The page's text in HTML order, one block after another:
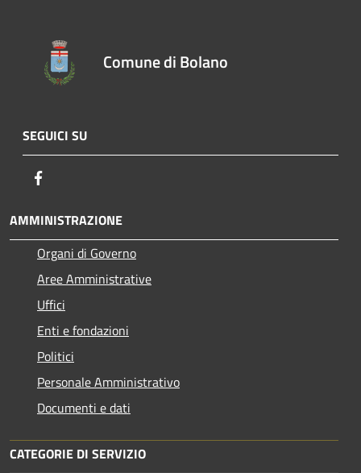
Comune di Bolano
SEGUICI SU
AMMINISTRAZIONE
Organi di Governo
Aree Amministrative
Uffici
Enti e fondazioni
Politici
Personale Amministrativo
Documenti e dati
CATEGORIE DI SERVIZIO